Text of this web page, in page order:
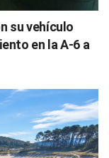
su vehículo
en la A-6 a